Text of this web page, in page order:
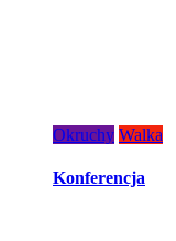
Okruchy Walka
Konferencja